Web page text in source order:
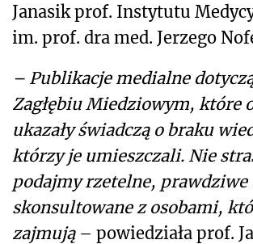
Janasik prof. Instytutu
im. prof. dra med. Jerzego
– Publikacje medialne
Zagłębiu Miedziowym, które
ukazały świadczą o braku
którzy je umieszczali. Nie
podajmy rzetelne, prawdziwe
skonsultowane z osobami,
zajmują – powiedziała prof.